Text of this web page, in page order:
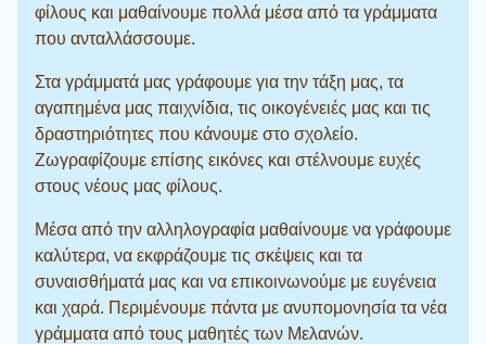
φίλους και μαθαίνουμε πολλά μέσα από τα γράμματα
που ανταλλάσσουμε.
Στα γράμματά μας γράφουμε για την τάξη μας, τα
αγαπημένα μας παιχνίδια, τις οικογένειές μας και τις
δραστηριότητες που κάνουμε στο σχολείο.
Ζωγραφίζουμε επίσης εικόνες και στέλνουμε ευχές
στους νέους μας φίλους.
Μέσα από την αλληλογραφία μαθαίνουμε να γράφουμε
καλύτερα, να εκφράζουμε τις σκέψεις και τα
συναισθήματά μας και να επικοινωνούμε με ευγένεια
και χαρά. Περιμένουμε πάντα με ανυπομονησία τα νέα
γράμματα από τους μαθητές των Μελανών.